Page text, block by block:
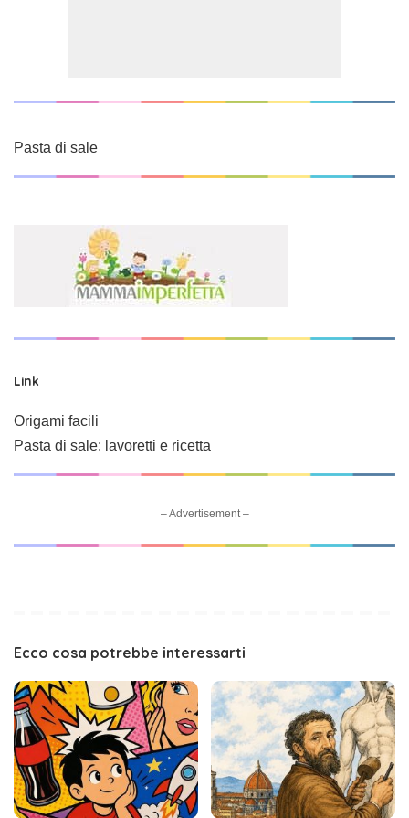
Pasta di sale
Link
Origami facili
Pasta di sale: lavoretti e ricetta
– Advertisement –
Ecco cosa potrebbe interessarti